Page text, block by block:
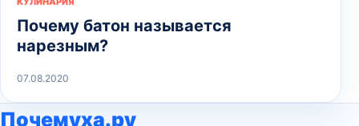
Почему батон называется
нарезным?
07.08.2020
Почемуха.ру